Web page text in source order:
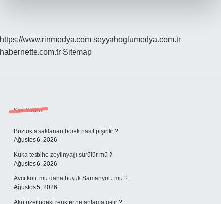
https://www.rinmedya.com seyyahoglumedya.com.tr
habernette.com.tr Sitemap
Sidebar
Son Yazılar
Buzlukta saklanan börek nasıl pişirilir ?
Ağustos 6, 2026
Kuka tesbihe zeytinyağı sürülür mü ?
Ağustos 6, 2026
Avcı kolu mu daha büyük Samanyolu mu ?
Ağustos 5, 2026
Akü üzerindeki renkler ne anlama gelir ?